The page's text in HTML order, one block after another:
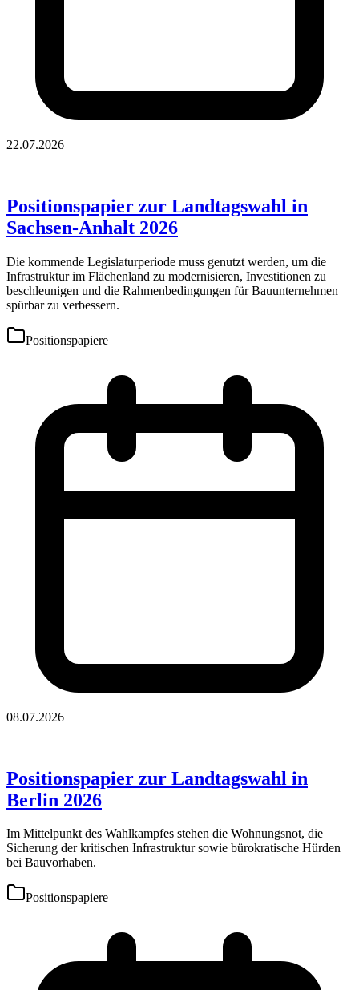
22.07.2026
Positionspapier zur Landtagswahl in
Sachsen-Anhalt 2026
Die kommende Legislaturperiode muss genutzt werden, um die
Infrastruktur im Flächenland zu modernisieren, Investitionen zu
beschleunigen und die Rahmenbedingungen für Bauunternehmen
spürbar zu verbessern.
Positionspapiere
08.07.2026
Positionspapier zur Landtagswahl in
Berlin 2026
Im Mittelpunkt des Wahlkampfes stehen die Wohnungsnot, die
Sicherung der kritischen Infrastruktur sowie bürokratische Hürden
bei Bauvorhaben.
Positionspapiere